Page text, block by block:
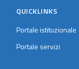
QUICKLINKS
Portale istituzionale
Portale servizi